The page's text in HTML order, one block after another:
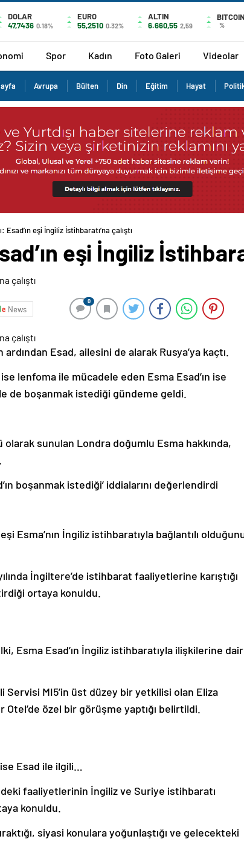
DOLAR
47,7436 0.18%
EURO
55,2510 0.32%
ALTIN
6.660,55 2,59
BITCOIN
%
Spor Kadın Foto Galeri Videolar
Avrupa Bülten Din Eğitim Hayat
Esad’ın eşi İngiliz İstihbaratı’na çalıştı
eşi İngiliz
News
0
Esad, ailesini de alarak Rusya’ya kaçtı.
lenfoma ile mücadele eden Esma Esad’ın ise
de boşanmak istediği gündeme geldi.
sunulan Londra doğumlu Esma hakkında,
boşanmak istediği’ iddialarını değerlendirdi
Esma’nın İngiliz istihbaratıyla bağlantılı
İngiltere’de istihbarat faaliyetlerine karıştığı
ortaya konuldu.
Esma Esad’ın İngiliz istihbaratıyla ilişkilerine dair
Servisi MI5’in üst düzey bir yetkilisi olan Eliza
özel bir görüşme yaptığı belirtildi.
Esad ile ilgili…
faaliyetlerinin İngiliz ve Suriye istihbaratı
konuldu.
siyasi konulara yoğunlaştığı ve gelecekteki